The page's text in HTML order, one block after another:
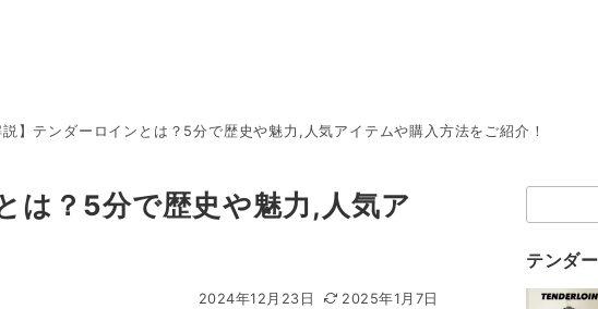
】テンダーロインとは？5分で歴史や魅力,人気アイテムや購入方法をご紹介！
は？5分で歴史や魅力,人気ア
2024年12月23日 2025年1月7日
索：
テンダ